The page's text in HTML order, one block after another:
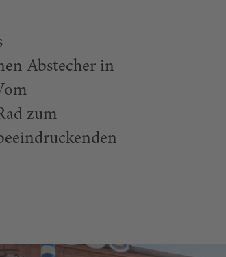
Abstecher in
zum